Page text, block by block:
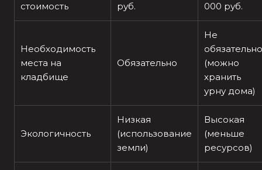
стоимость
руб.
000 руб.
Необходимость
места на
кладбище
Обязательно
Не
обязательно
(можно
хранить
урну дома)
Экологичность
Низкая
(использование
земли)
Высокая
(меньше
ресурсов)